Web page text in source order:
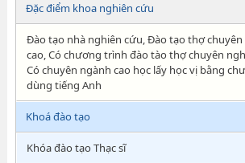
Đặc điểm khoa nghiên cứu
Đào tạo nhà nghiên cứu, Đào tạo thợ
cao, Có chương trình đào tào thợ chuyên
Có chuyên ngành cao học lấy học vị bằng
dùng tiếng Anh
Khoá đào tạo
Khóa đào tạo Thạc sĩ